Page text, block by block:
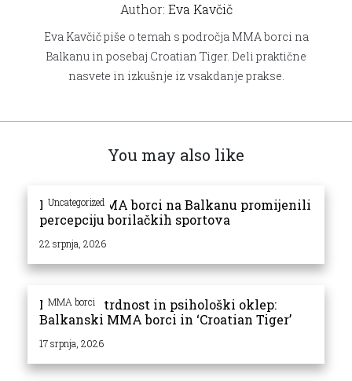
Author: Eva Kavčič
Eva Kavčič piše o temah s področja MMA borci na
Balkanu in posebaj Croatian Tiger. Deli praktične
nasvete in izkušnje iz vsakdanje prakse.
You may also like
Uncategorized
Kako su MMA borci na Balkanu promijenili
percepciju borilačkih sportova
22 srpnja, 2026
MMA borci
Mentalna trdnost in psihološki oklep:
Balkanski MMA borci in ‘Croatian Tiger’
17 srpnja, 2026